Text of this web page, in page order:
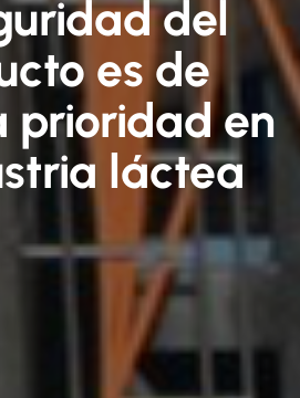
del
es de
prioridad en
láctea